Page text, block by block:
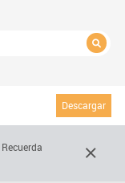
Descargar
Recuerda